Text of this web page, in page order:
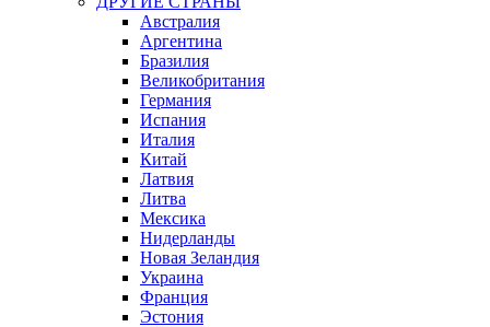
Австралия
Аргентина
Бразилия
Великобритания
Германия
Испания
Италия
Китай
Латвия
Литва
Мексика
Нидерланды
Новая Зеландия
Украина
Франция
Эстония